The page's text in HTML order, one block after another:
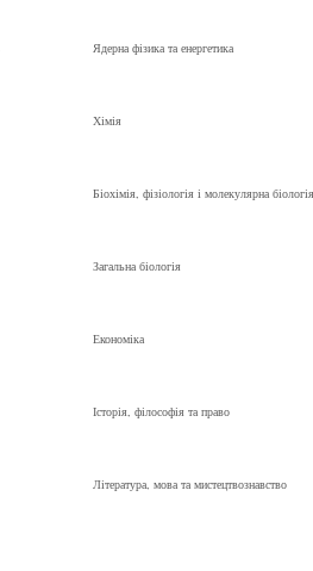
Ядерна фізика та енергетика
Хімія
Біохімія, фізіологія і молекулярна біологія
Загальна біологія
Економіка
Історія, філософія та право
Література, мова та мистецтвознавство